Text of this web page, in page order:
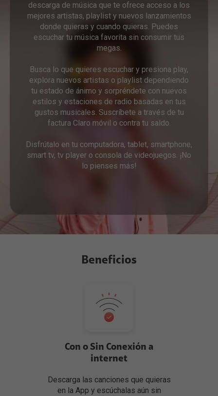
descarga de música que te ofrece acceso a los
mejores artistas, playlist y nuevos lanzamientos
donde quieras y cuando quieras. Puedes
escuchar tu música favorita sin consumir tus
megas.
Busca lo que quieres escuchar y presiona play,
explora nuevos artistas o playlist dependiendo
tu estado de ánimo y sorpréndete con nuevos
estilos y estaciones de radio basadas en tus
gustos musicales. Suscríbete a través de tu
factura Claro móvil o contra tu saldo.
Disfrútalo en tu computadora, tablet, smartphone,
smart tv, tv player o consola de videojuegos. ¡No
lo pienses más!
Beneficios
Con o Sin Conexión a
internet
Descarga las canciones que quieras
en la App y escúchalas aún sin